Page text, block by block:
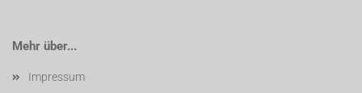
Mehr über...
Impressum